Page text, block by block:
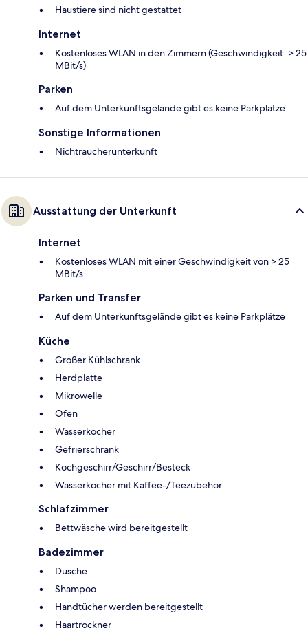
Haustiere sind nicht gestattet
Internet
Kostenloses WLAN in den Zimmern (Geschwindigkeit: > 25
MBit/s)
Parken
Auf dem Unterkunftsgelände gibt es keine Parkplätze
Sonstige Informationen
Nichtraucherunterkunft
Ausstattung der Unterkunft
Internet
Kostenloses WLAN mit einer Geschwindigkeit von > 25
MBit/s
Parken und Transfer
Auf dem Unterkunftsgelände gibt es keine Parkplätze
Küche
Großer Kühlschrank
Herdplatte
Mikrowelle
Ofen
Wasserkocher
Gefrierschrank
Kochgeschirr/Geschirr/Besteck
Wasserkocher mit Kaffee-/Teezubehör
Schlafzimmer
Bettwäsche wird bereitgestellt
Badezimmer
Dusche
Shampoo
Handtücher werden bereitgestellt
Haartrockner